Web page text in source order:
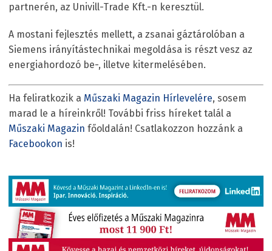
partnerén, az Univill-Trade Kft.-n keresztül.
A mostani fejlesztés mellett, a zsanai gáztárolóban a
Siemens irányítástechnikai megoldása is részt vesz az
energiahordozó be-, illetve kitermelésében.
Ha feliratkozik a Műszaki Magazin Hírlevelére, sosem
marad le a híreinkről! További friss híreket talál a
Műszaki Magazin főoldalán! Csatlakozzon hozzánk a
Facebookon is!